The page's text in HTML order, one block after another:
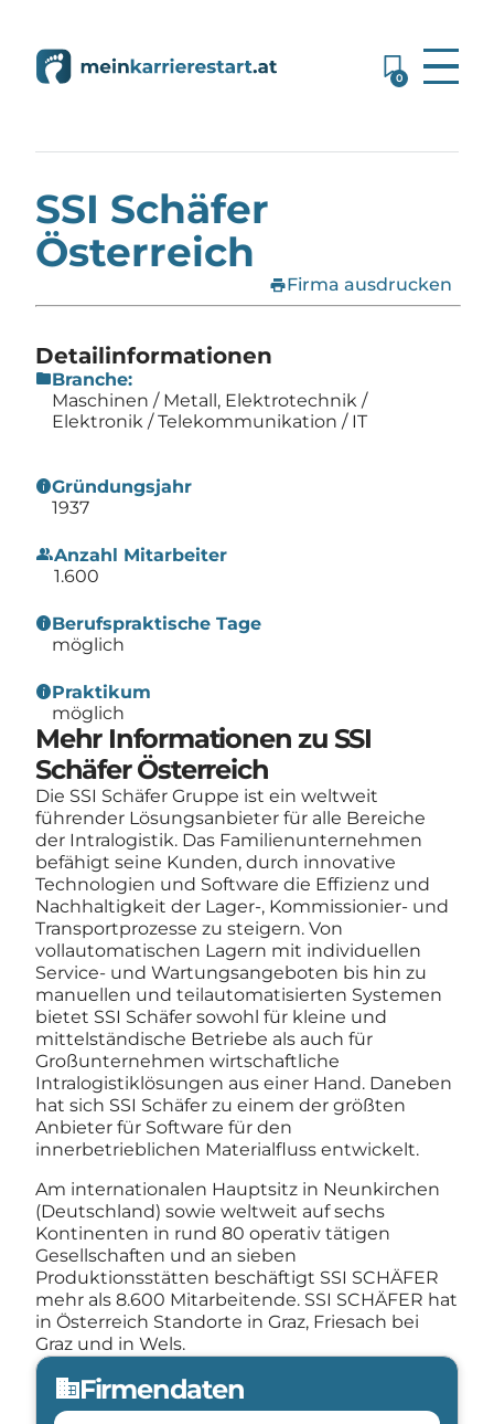
0
SSI Schäfer
Österreich
printFirma ausdrucken
Detailinformationen
folderBranche:
Maschinen / Metall, Elektrotechnik /
Elektronik / Telekommunikation / IT
infoGründungsjahr
1937
groupAnzahl Mitarbeiter
1.600
infoBerufspraktische Tage
möglich
infoPraktikum
möglich
Mehr Informationen zu SSI
Schäfer Österreich
Die SSI Schäfer Gruppe ist ein weltweit
führender Lösungsanbieter für alle Bereiche
der Intralogistik. Das Familienunternehmen
befähigt seine Kunden, durch innovative
Technologien und Software die Effizienz und
Nachhaltigkeit der Lager-, Kommissionier- und
Transportprozesse zu steigern. Von
vollautomatischen Lagern mit individuellen
Service- und Wartungsangeboten bis hin zu
manuellen und teilautomatisierten Systemen
bietet SSI Schäfer sowohl für kleine und
mittelständische Betriebe als auch für
Großunternehmen wirtschaftliche
Intralogistiklösungen aus einer Hand. Daneben
hat sich SSI Schäfer zu einem der größten
Anbieter für Software für den
innerbetrieblichen Materialfluss entwickelt.
Am internationalen Hauptsitz in Neunkirchen
(Deutschland) sowie weltweit auf sechs
Kontinenten in rund 80 operativ tätigen
Gesellschaften und an sieben
Produktionsstätten beschäftigt SSI SCHÄFER
mehr als 8.600 Mitarbeitende. SSI SCHÄFER hat
in Österreich Standorte in Graz, Friesach bei
Graz und in Wels.
domainFirmendaten